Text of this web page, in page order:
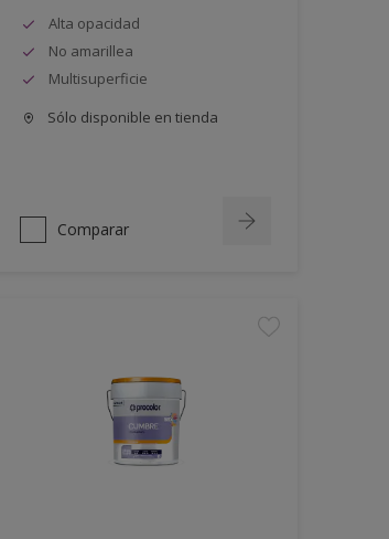
Alta opacidad
No amarillea
Multisuperficie
Sólo disponible en tienda
Comparar